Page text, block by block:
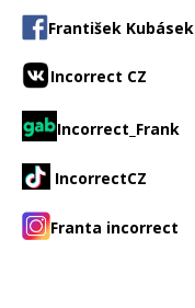
František Kubásek
Incorrect CZ
Incorrect_Frank
IncorrectCZ
Franta incorrect